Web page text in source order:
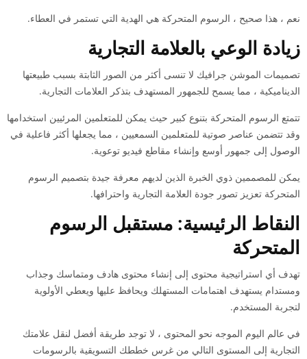
نعم ، هذا صحيح ، الرسوم المتحركة هي الهدية التي تستمر في العطاء.
زيادة الوعي بالعلامة التجارية
تصميمات الموشن جرافيك لا تنسى أكثر من الصور الثابتة بسبب طبيعتها
الديناميكية ، مما يسمح للجمهور المستهدف بتذكر العلامات التجارية.
تتمتع الرسوم المتحركة بتنوع كبير حيث يمكن للمتعلمين المرئيين استخدامها
وقد تتضمن عناصر صوتية للمتعلمين السمعيين ، مما يجعلها أكثر فاعلية في
الوصول إلى جمهور أوسع وإنشاء مقاطع فيديو توعوية.
يمكن للمصممين ذوي الخبرة الذين لديهم معرفة جيدة بتصميم الرسوم
المتحركة تعزيز تصور جودة العلامة التجارية واحترافها.
النقاط الرئيسية: مستقبل الرسوم
المتحركة
تهدف أي استراتيجية محتوى إلى إنشاء محتوى هادف ومتماسك وجذاب
ومستدام يستهدف اهتمامات المستهلك ويحافظ عليها ويعطي الأولوية
لتجربة المستخدم.
في عالم اليوم الموجه نحو المحتوى ، لا توجد طريقة أفضل لنقل علامتك
التجارية إلى المستوى التالي من غرس خططك التسويقية بالرسومات